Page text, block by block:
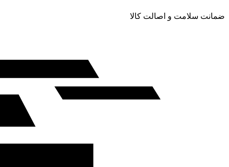
ضمانت سلامت و اصالت کالا